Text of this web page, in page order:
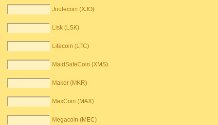
Joulecoin (XJO)
Lisk (LSK)
Litecoin (LTC)
MaidSafeCoin (XMS)
Maker (MKR)
MaxCoin (MAX)
Megacoin (MEC)